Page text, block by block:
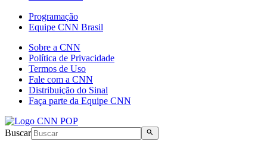
Programação
Equipe CNN Brasil
Sobre a CNN
Política de Privacidade
Termos de Uso
Fale com a CNN
Distribuição do Sinal
Faça parte da Equipe CNN
Buscar